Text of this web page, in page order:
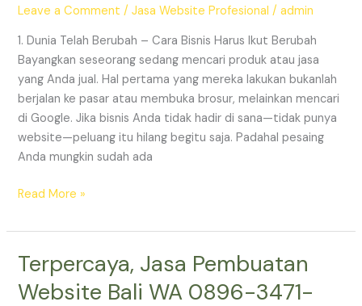
Leave a Comment /Jasa Website Profesional /admin
1. Dunia Telah Berubah – Cara Bisnis Harus Ikut Berubah
Bayangkan seseorang sedang mencari produk atau jasa
yang Anda jual. Hal pertama yang mereka lakukan bukanlah
berjalan ke pasar atau membuka brosur, melainkan mencari
di Google. Jika bisnis Anda tidak hadir di sana—tidak punya
website—peluang itu hilang begitu saja. Padahal pesaing
Anda mungkin sudah ada
Website
Tertinggal
di
Era
Digital?
Read More »
Terpercaya, Jasa Pembuatan
Website Bali WA 0896-3471-
Terpercaya,
Pembuatan